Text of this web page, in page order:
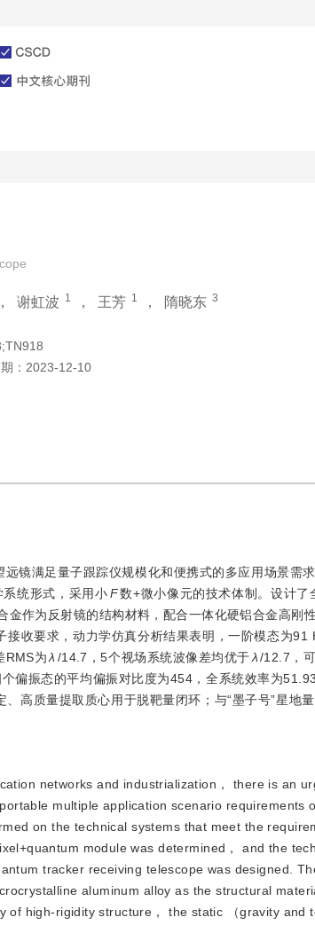
， 谢虹波 1 ， 王芳 1 ， 隋晓东 3
： 2023-12-10
镜满足量子跟踪仪规模化和便携式的多应用场景需
统形式，采用小F数+微小像元的技术体制。设计
作为反射镜的结构材料，配合一体化硬铝合金高刚
收要求，动力学仿真分析结果表明，一阶模态为91
RMS为 λ /14.7，5个视场系统波像差均优于λ/12.7，
个偏振态的平均偏振对比度为454，全系统效率为
高质量提取质心用于脱靶量闭环；与“墨子号”星地
networks and industrialization， there is an
multiple application scenario requirements
on the technical systems that meet the
module was determined， and the
tracker receiving telescope was designed.
aluminum alloy as the structural
of high-rigidity structure， the static （gravity and